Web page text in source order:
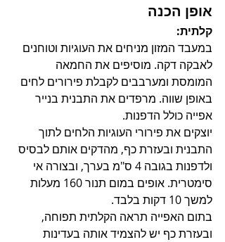
אופן הכנה
קלתית:
במעבד המזון מניחים את העוגיות וטוחנים
לאבקה דקה. מוסיפים את החמאה
המומסת ומערבבים לקבלת פירורים לחים
באופן שווה. מרפדים את התבנית בנייר
אפייה כולל הדפנות.
יוצקים את פירורי העוגיות הלחים לתוך
התבנית ובעזרת כף, מהדקים אותם לבסיס
ולדפנות בגובה 4 ס"מ בערך, ובצורה אי
סימטרית. אופים במום תנור 160 מעלות
למשך 10 דקות בלבד.
בתום האפייה תראה הקלתית תפוחה,
ובעזרת כף יש להצמיד אותה בעדינות